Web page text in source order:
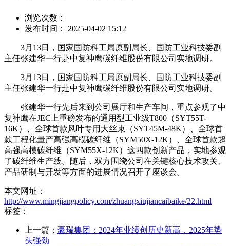
浏览次数：
发布时间： 2025-04-02 15:12
3月13日，国家国防科工局原副局长、国防工业科技委副
主任张建华一行赴中复神鹰碳纤维股份有限公司实地调研。
3月13日，国家国防科工局原副局长、国防工业科技委副
主任张建华一行赴中复神鹰碳纤维股份有限公司实地调研。
张建华一行先后来到公司展厅和生产车间，重点参观了中
复神鹰在JEC上重磅发布的通用型工业级T800（SYT55T-
16K）、全球首款风叶专用大丝束（SYT45M-48K）、全球首
款工程化量产高强高模碳纤维（SYM50X-12K）、全球首款超
高强高模碳纤维（SYM55X-12K）这四款创新产品，实地参观
了碳纤维生产线。随后，双方围绕公司在关键核心技术攻关、
产品研制与开发等方面的进展情况召开了座谈会。
本文网址：
http://www.mingjiangpolicy.com/zhuangxiujiancaibaike/22.html
标签：
上一篇： 豪瑞集团：2024年业绩创历史新高，2025年势
头强劲